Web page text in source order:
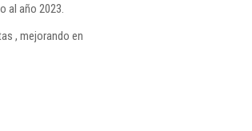
al año 2023.
, mejorando en